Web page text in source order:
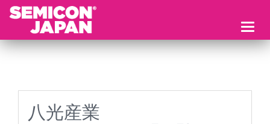
八光産業